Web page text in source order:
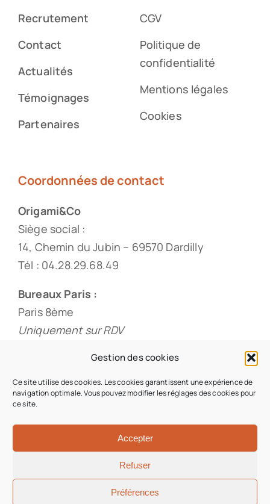
Gestion des cookies
Ce site utilise des cookies. Les cookies garantissent une expérience de
navigation optimale. Vous pouvez modifier les réglages des cookies pour
ce site.
Accepter
Refuser
Préférences
Recrutement
Contact
Actualités
Témoignages
Partenaires
CGV
Politique de
confidentialité
Mentions légales
Cookies
Coordonnées de contact
Origami&Co
Siège social :
14, Chemin du Jubin – 69570 Dardilly
Tél : 04.28.29.68.49
Bureaux Paris :
Paris 8ème
Uniquement sur RDV
Conception du site : Iziweb Consulting
Aller en haut